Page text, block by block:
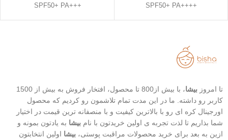
++++SPF50+ PA
تاریخ انقضاء : 2026/03/04
+++SPF50+ PA
تا امروز بیشا
، با بیش از800 تا محصول، افتخار فروش به بیش از 1500
کاربر رو داشته. ما در این مدت تمام تلاشمون رو کردیم که محصول
اورجینال کره ای رو با بالاترین کیفیت و با منصفانه ترین قیمت در اختیار
شما بذاریم تا لذت تجربه ی اولین خریدتون با نام بیشا به یادتون بمونه و
ازین به بعد برای خرید محصولات مراقبت پوستی، بیشا اولین انتخابتون